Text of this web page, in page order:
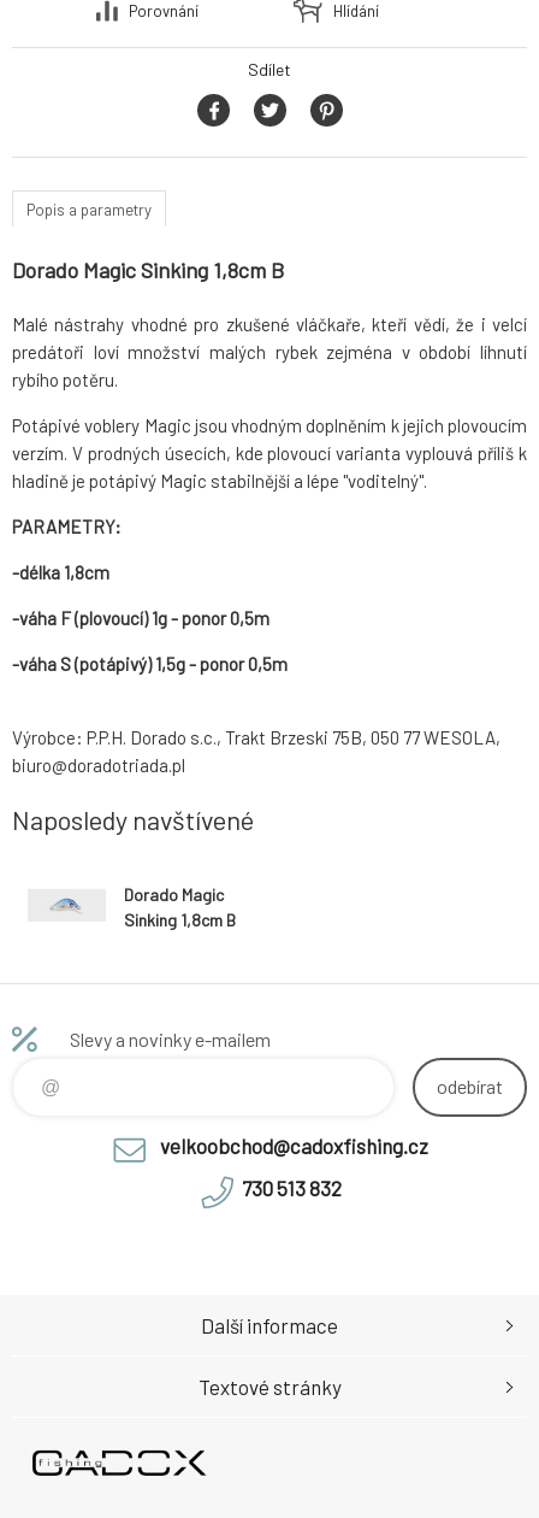
Porovnání
Hlídání
Sdílet
Popis a parametry
Dorado Magic Sinking 1,8cm B
Malé nástrahy vhodné pro zkušené vláčkaře, kteří vědí, že i velcí
predátoři loví množství malých rybek zejména v období líhnutí
rybího potěru.
Potápivé voblery Magic jsou vhodným doplněním k jejich plovoucím
verzím. V prodných úsecích, kde plovoucí varianta vyplouvá příliš k
hladině je potápivý Magic stabilnější a lépe "voditelný".
PARAMETRY:
-délka 1,8cm
-váha F (plovoucí) 1g - ponor 0,5m
-váha S (potápivý) 1,5g - ponor 0,5m
Výrobce: P.P.H. Dorado s.c., Trakt Brzeski 75B, 050 77 WESOLA,
biuro@doradotriada.pl
Naposledy navštívené
Dorado Magic
Sinking 1,8cm B
Slevy a novinky e-mailem
odebírat
velkoobchod@cadoxfishing.cz
730 513 832
Další informace
Textové stránky